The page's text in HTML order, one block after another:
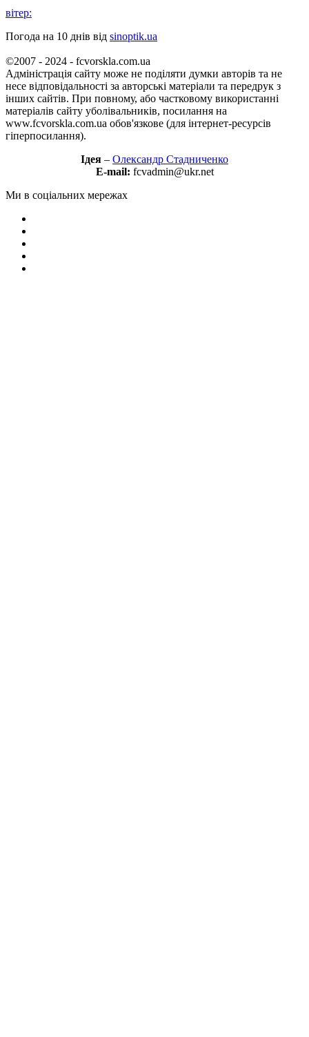
вітер:
Погода на 10 днів від sinoptik.ua
©2007 - 2024 - fcvorskla.com.ua
Адміністрація сайту може не поділяти думки авторів та не
несе відповідальності за авторські матеріали та передрук з
інших сайтів. При повному, або частковому використанні
матеріалів сайту уболівальників, посилання на
www.fcvorskla.com.ua обов'язкове (для інтернет-ресурсів
гіперпосилання).
Ідея – Олександр Стадниченко
E-mail: fcvadmin@ukr.net
Ми в соціальних мережах